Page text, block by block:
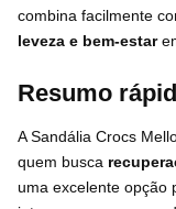
combina facilmente
leveza e bem-estar
Resumo
A Sandália Crocs
quem busca
uma excelente opção